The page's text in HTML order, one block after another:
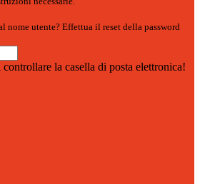
nome utente? Effettua il reset della password
la casella di posta elettronica!